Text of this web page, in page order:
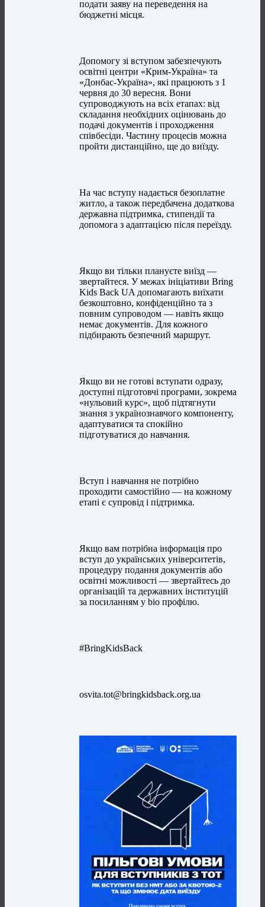
подати заяву на переведення на
бюджетні місця.
Допомогу зі вступом забезпечують
освітні центри «Крим-Україна» та
«Донбас-Україна», які працюють з 1
червня до 30 вересня. Вони
супроводжують на всіх етапах: від
складання необхідних оцінювань до
подачі документів і проходження
співбесіди. Частину процесів можна
пройти дистанційно, ще до виїзду.
На час вступу надається безоплатне
житло, а також передбачена додаткова
державна підтримка, стипендії та
допомога з адаптацією після переїзду.
Якщо ви тільки плануєте виїзд —
звертайтеся. У межах ініціативи Bring
Kids Back UA допомагають виїхати
безкоштовно, конфіденційно та з
повним супроводом — навіть якщо
немає документів. Для кожного
підбирають безпечний маршрут.
Якщо ви не готові вступати одразу,
доступні підготовчі програми, зокрема
«нульовий курс», щоб підтягнути
знання з українознавчого компоненту,
адаптуватися та спокійно
підготуватися до навчання.
Вступ і навчання не потрібно
проходити самостійно — на кожному
етапі є супровід і підтримка.
Якщо вам потрібна інформація про
вступ до українських університетів,
процедуру подання документів або
освітні можливості — звертайтесь до
організацій та державних інституцій
за посиланням у bio профілю.
#BringKidsBack
osvita.tot@bringkidsback.org.ua